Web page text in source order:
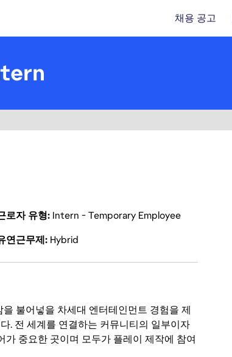
채용 공고
로자 유형 Intern - Temporary Employee
연근무제 Hybrid
불어넣을 차세대 엔터테인먼트 경험을 제
. 전 세계를 연결하는 커뮤니티의 일부이자
중요한 곳이며 모두가 플레이 제작에 참여